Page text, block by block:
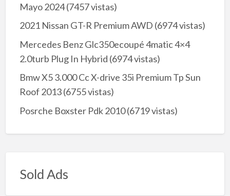
Mayo 2024(7457 vistas)
2021 Nissan GT-R Premium AWD (6974 vistas)
Mercedes Benz Glc350ecoupé 4matic 4×4
2.0turb Plug In Hybrid (6974 vistas)
Bmw X5 3.000 Cc X-drive 35i Premium Tp Sun
Roof 2013(6755 vistas)
Posrche Boxster Pdk 2010(6719 vistas)
Sold Ads